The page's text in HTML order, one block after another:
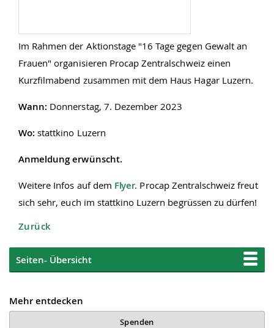
Im Rahmen der Aktionstage "16 Tage gegen Gewalt an
Frauen" organisieren Procap Zentralschweiz einen
Kurzfilmabend zusammen mit dem Haus Hagar Luzern.
Wann: Donnerstag, 7. Dezember 2023
Wo: stattkino Luzern
Anmeldung erwünscht.
Weitere Infos auf dem Flyer. Procap Zentralschweiz freut
sich sehr, euch im stattkino Luzern begrüssen zu dürfen!
Zurück
Seiten- Übersicht
Mehr entdecken
Spenden